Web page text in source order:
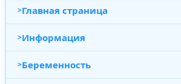
Главная страница
Информация
Беременность